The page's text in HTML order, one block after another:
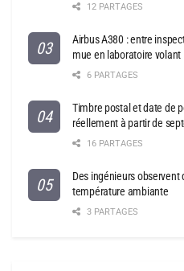
12 PARTAGES
Airbus A380 : entre
mue en laboratoire volant
6 PARTAGES
Timbre postal et date de
réellement à partir de
16 PARTAGES
Des ingénieurs
température ambiante
3 PARTAGES